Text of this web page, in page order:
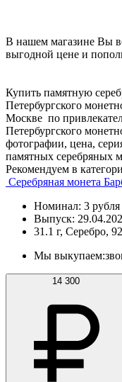
В нашем магазине Вы
выгодной цене и
Купить памятную
Петербургского
Москве по
Петербургского
фотографии, цена,
памятных серебряных
Рекомендуем в
Серебряная монета
Номинал: 3 рубля
Выпуск:
31.1 г, Серебро,
Мы выкупаем:
14 300